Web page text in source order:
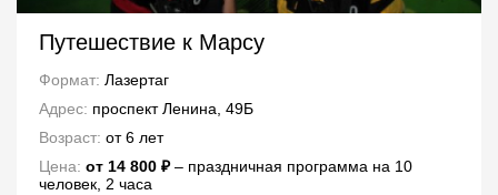
Путешествие к Марсу
Формат: Лазертаг
Адрес: проспект Ленина, 49Б
Возраст: от 6 лет
Цена: от 14 800 ₽– праздничная программа на 10
человек, 2 часа